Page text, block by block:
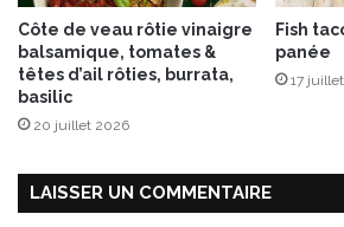
r
i
d
g
s
Côte de veau rôtie vinaigre
balsamique, tomates &
têtes d’ail rôties, burrata,
basilic
20 juillet 2026
Fish
panée
17
LAISSER UN COMMENTAIRE